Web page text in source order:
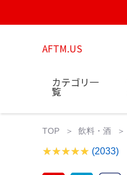
AFTM.US
カテゴリ一
覧
TOP 飲料・酒
(2033)